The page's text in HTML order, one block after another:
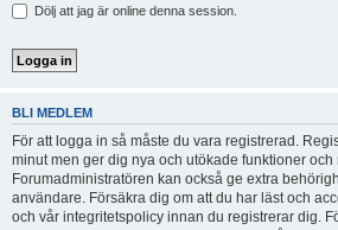
Dölj att jag är online denna session.
BLI MEDLEM
För att logga in så måste du vara registrerad.
minut men ger dig nya och utökade funktioner och
Forumadministratören kan också ge extra
användare. Försäkra dig om att du har läst och
och vår integritetspolicy innan du registrerar dig.